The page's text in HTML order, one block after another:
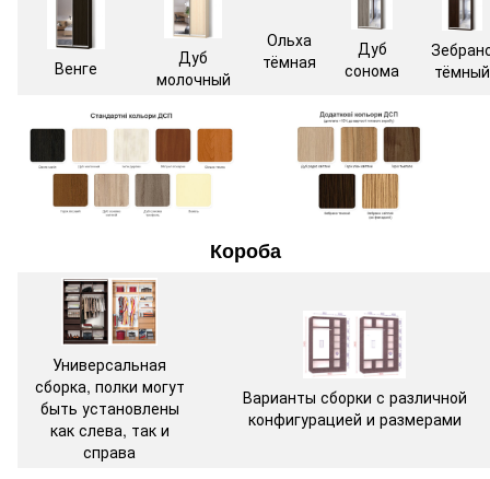
Венге
Дуб
молочный
Ольха
тёмная
Дуб
сонома
тёмный
Короба
Универсальная
сборка, полки могут
быть установлены
как слева, так и
справа
Варианты сборки с различной
конфигурацией и размерами